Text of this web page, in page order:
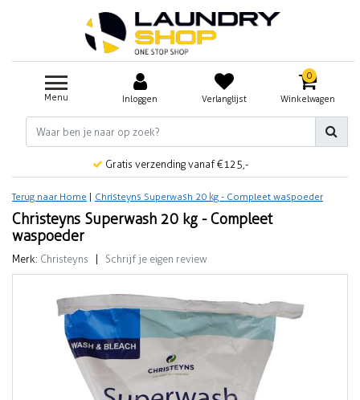
Menu Inloggen Verlanglijst
0
Winkelwagen
Gratis verzending vanaf €125,-
Terug naar Home Christeyns Superwash 20 kg - Compleet waspoeder
Christeyns Superwash 20 kg - Compleet
waspoeder
Merk: Christeyns Schrijf je eigen review